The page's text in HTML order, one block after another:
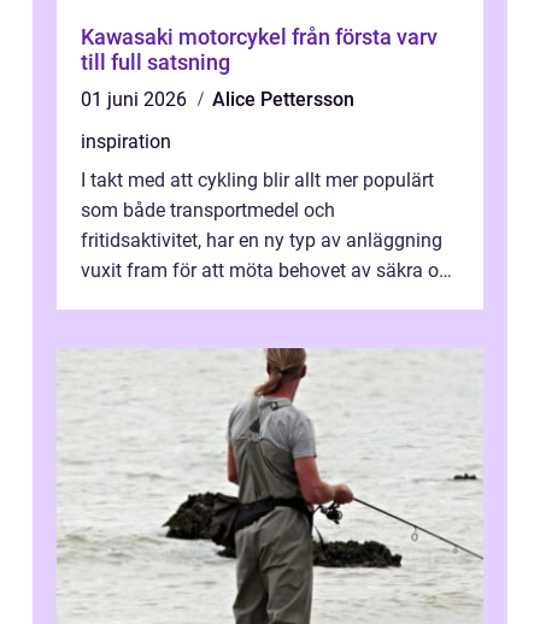
Kawasaki motorcykel från första varv
till full satsning
01 juni 2026
Alice Pettersson
inspiration
I takt med att cykling blir allt mer populärt
som både transportmedel och
fritidsaktivitet, har en ny typ av anläggning
vuxit fram för att möta behovet av säkra och